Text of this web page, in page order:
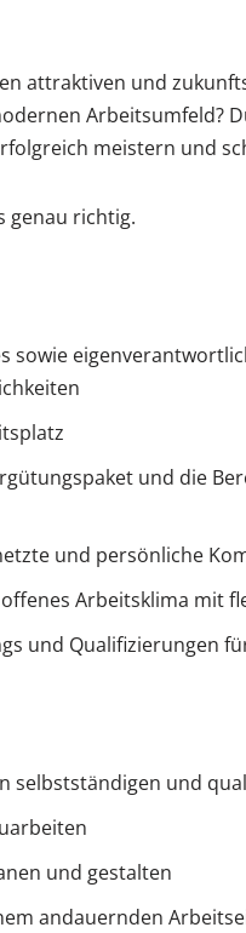
attraktiven und
Arbeitsumfeld?
meistern und
genau richtig.
sowie
und die
und persönliche
Arbeitsklima mit
und Qualifizierungen
selbstständigen und
und gestalten
andauernden